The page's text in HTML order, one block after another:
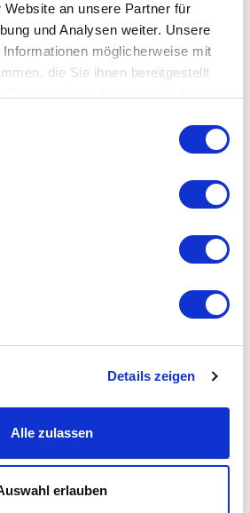
Website an unsere Partner für
und Analysen weiter. Unsere
möglicherweise mit
die Sie ihnen bereitgestellt
Details zeigen
Alle zulassen
erlauben
Preis
Anmelden
Anmelden
% bis -40 %